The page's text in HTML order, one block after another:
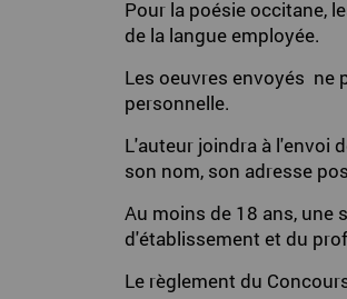
Pour la poésie occitane,
de la langue employée.
Les oeuvres envoyés ne
personnelle.
L'auteur joindra à l'envoi
son nom, son adresse
Au moins de 18 ans, une
d'établissement et du
Le règlement du